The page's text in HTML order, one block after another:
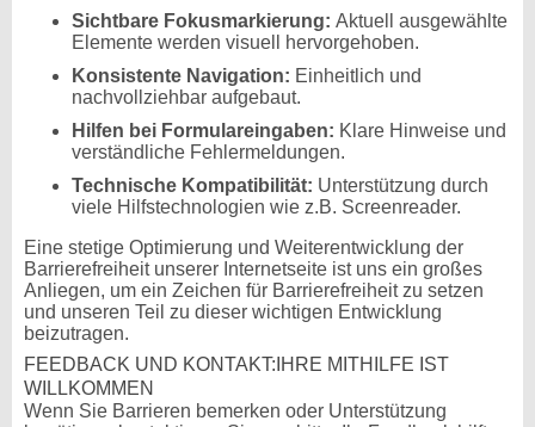
Sichtbare Fokusmarkierung: Aktuell ausgewählte
Elemente werden visuell hervorgehoben.
Konsistente Navigation: Einheitlich und
nachvollziehbar aufgebaut.
Hilfen bei Formulareingaben: Klare Hinweise und
verständliche Fehlermeldungen.
Technische Kompatibilität: Unterstützung durch
viele Hilfstechnologien wie z.B. Screenreader.
Eine stetige Optimierung und Weiterentwicklung der
Barrierefreiheit unserer Internetseite ist uns ein großes
Anliegen, um ein Zeichen für Barrierefreiheit zu setzen
und unseren Teil zu dieser wichtigen Entwicklung
beizutragen.
FEEDBACK UND KONTAKT:IHRE MITHILFE IST
WILLKOMMEN
Wenn Sie Barrieren bemerken oder Unterstützung